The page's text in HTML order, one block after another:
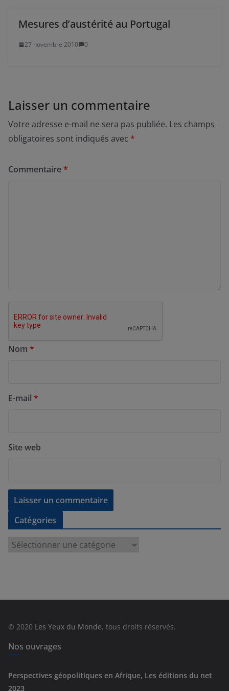
Mesures d’austérité au Portugal
27 novembre 2010 0
Laisser un commentaire
Votre adresse e-mail ne sera pas publiée. Les champs
obligatoires sont indiqués avec *
Commentaire*
Nom *
E-mail *
Site web
Catégories
e
s
© 2020 Les Yeux du Monde, tous droits réservés.
Nos ouvrages
Perspectives géopolitiques en Afrique, Les éditions du net
2023